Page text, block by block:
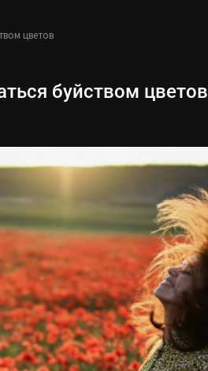
цветов
буйством цветов